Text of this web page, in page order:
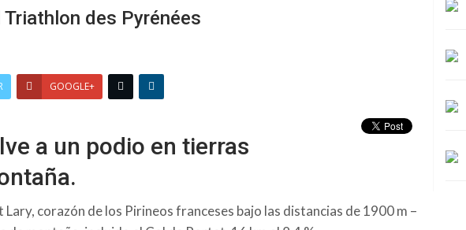
Triathlon des Pyrénées
GOOGLE+
a un podio en tierras
Lary, corazón de los Pirineos franceses bajo las distancias de 1900 m –